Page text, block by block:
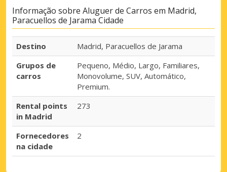
Informação sobre Aluguer de Carros em Madrid,
Paracuellos de Jarama Cidade
Destino
Madrid, Paracuellos de Jarama
Grupos de
carros
Pequeno, Médio, Largo, Familiares,
Monovolume, SUV, Automático,
Premium.
Rental points
in Madrid
273
Fornecedores
na cidade
2